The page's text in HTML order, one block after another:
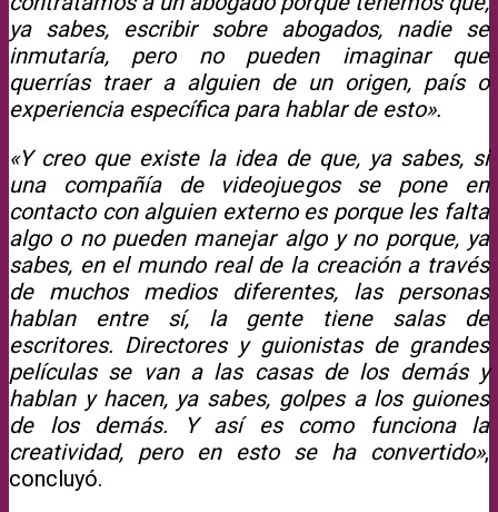
ya sabes, escribir sobre abogados, nadie se
inmutaría, pero no pueden imaginar que
querrías traer a alguien de un origen, país o
experiencia específica para hablar de esto».
«Y creo que existe la idea de que, ya sabes, si
una compañía de videojuegos se pone en
contacto con alguien externo es porque les falta
algo o no pueden manejar algo y no porque, ya
sabes, en el mundo real de la creación a través
de muchos medios diferentes, las personas
hablan entre sí, la gente tiene salas de
escritores. Directores y guionistas de grandes
películas se van a las casas de los demás y
hablan y hacen, ya sabes, golpes a los guiones
de los demás. Y así es como funciona la
creatividad, pero en esto se ha convertido»,
concluyó.